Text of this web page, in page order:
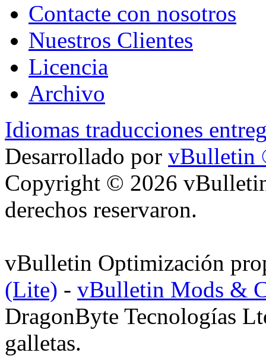
Contacte con nosotros
Nuestros Clientes
Licencia
Archivo
Idiomas traducciones
Desarrollado por vBulletin
Copyright © 2026
derechos reservaron.
vBulletin Optimización
(Lite) - vBulletin Mods &
DragonByte Tecnologías
galletas.